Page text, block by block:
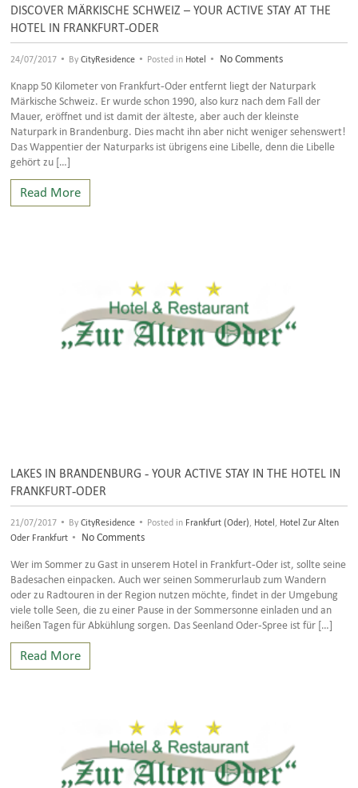
DISCOVER MÄRKISCHE SCHWEIZ – YOUR ACTIVE STAY AT THE
HOTEL IN FRANKFURT-ODER
24/07/2017 • ByCityResidence • Posted in Hotel • No Comments
Knapp 50 Kilometer von Frankfurt-Oder entfernt liegt der Naturpark
Märkische Schweiz. Er wurde schon 1990, also kurz nach dem Fall der
Mauer, eröffnet und ist damit der älteste, aber auch der kleinste
Naturpark in Brandenburg. Dies macht ihn aber nicht weniger sehenswert!
Das Wappentier der Naturparks ist übrigens eine Libelle, denn die Libelle
gehört zu […]
Read More
LAKES IN BRANDENBURG - YOUR ACTIVE STAY IN THE HOTEL IN
FRANKFURT-ODER
21/07/2017 • ByCityResidence • Posted in Frankfurt (Oder) Hotel
Hotel Zur Alten
Oder Frankfurt • No Comments
Wer im Sommer zu Gast in unserem Hotel in Frankfurt-Oder ist, sollte seine
Badesachen einpacken. Auch wer seinen Sommerurlaub zum Wandern
oder zu Radtouren in der Region nutzen möchte, findet in der Umgebung
viele tolle Seen, die zu einer Pause in der Sommersonne einladen und an
heißen Tagen für Abkühlung sorgen. Das Seenland Oder-Spree ist für […]
Read More